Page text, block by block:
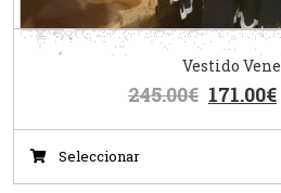
Vestido
245.00€ 171.00€
Seleccionar